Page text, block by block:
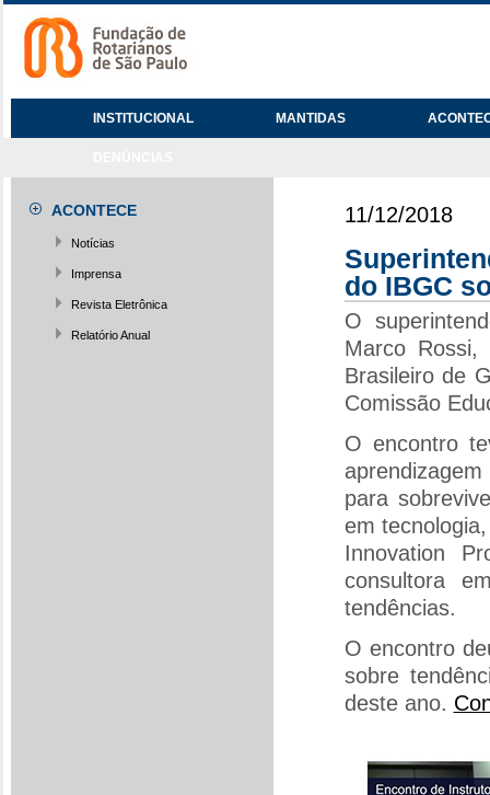
INSTITUCIONAL MANTIDAS
ACONTECE
Notícias
Imprensa
Revista Eletrônica
Relatório Anual
11/12/2018
do IBGC
O
Marco
Brasileiro de
Comissão
O encontro
para
em
Innovation
consultora
tendências.
O encontro
sobre
deste ano.